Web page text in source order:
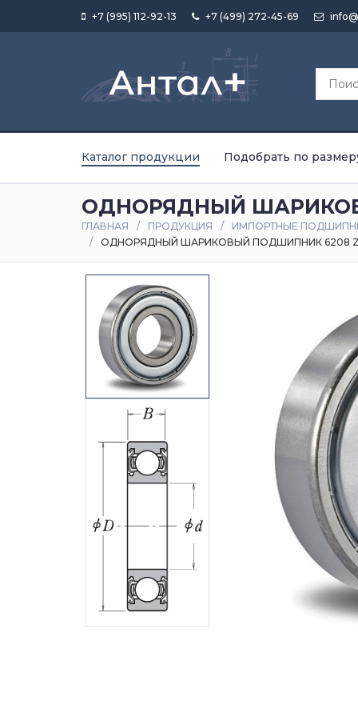
+7 (995) 112-92-13 +7 (499) 272-45-69
Каталог продукции Подобрать по
ОДНОРЯДНЫЙ
ГЛАВНАЯ ПРОДУКЦИЯ ИМПОРТНЫЕ
ОДНОРЯДНЫЙ ШАРИКОВЫЙ ПОДШИПНИК 6208